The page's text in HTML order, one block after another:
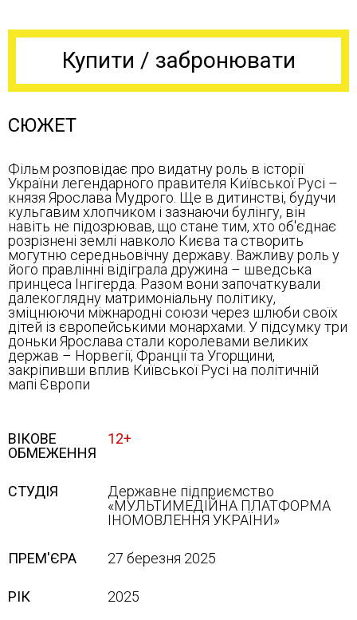
Купити / забронювати
СЮЖЕТ
Фільм розповідає про видатну роль в історії
України легендарного правителя Київської Русі –
князя Ярослава Мудрого. Ще в дитинстві, будучи
кульгавим хлопчиком і зазнаючи булінгу, він
навіть не підозрював, що стане тим, хто об'єднає
розрізнені землі навколо Києва та створить
могутню середньовічну державу. Важливу роль у
його правлінні відіграла дружина – шведська
принцеса Інгігерда. Разом вони започаткували
далекоглядну матримоніальну політику,
зміцнюючи міжнародні союзи через шлюби своїх
дітей із європейськими монархами. У підсумку три
доньки Ярослава стали королевами великих
держав – Норвегії, Франції та Угорщини,
закріпивши вплив Київської Русі на політичній
мапі Європи
ВІКОВЕ
ОБМЕЖЕННЯ
12+
СТУДІЯ
Державне підприємство
«МУЛЬТИМЕДІЙНА ПЛАТФОРМА
ІНОМОВЛЕННЯ УКРАЇНИ»
ПРЕМ'ЄРА 27 березня 2025
РІК 2025